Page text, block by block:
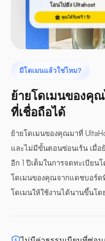
มีโดเมนแล้วใช่ไหม?
ย้ายโดเมนของคุ
ที่เชื่อถือได้
ย้ายโดเมนของคุณมาที่
และไม่มีขั้นตอนซ่อนเร้น เมื่
อีก 1 ปีเต็มในการจดทะเบีย
โดเมนของคุณจากแดชบอร์ด
โดเมนให้ใช้งานได้นานขึ้นโด
โอนไปยัง Ultahost
คุณได้รับฟรี 1 ปี!